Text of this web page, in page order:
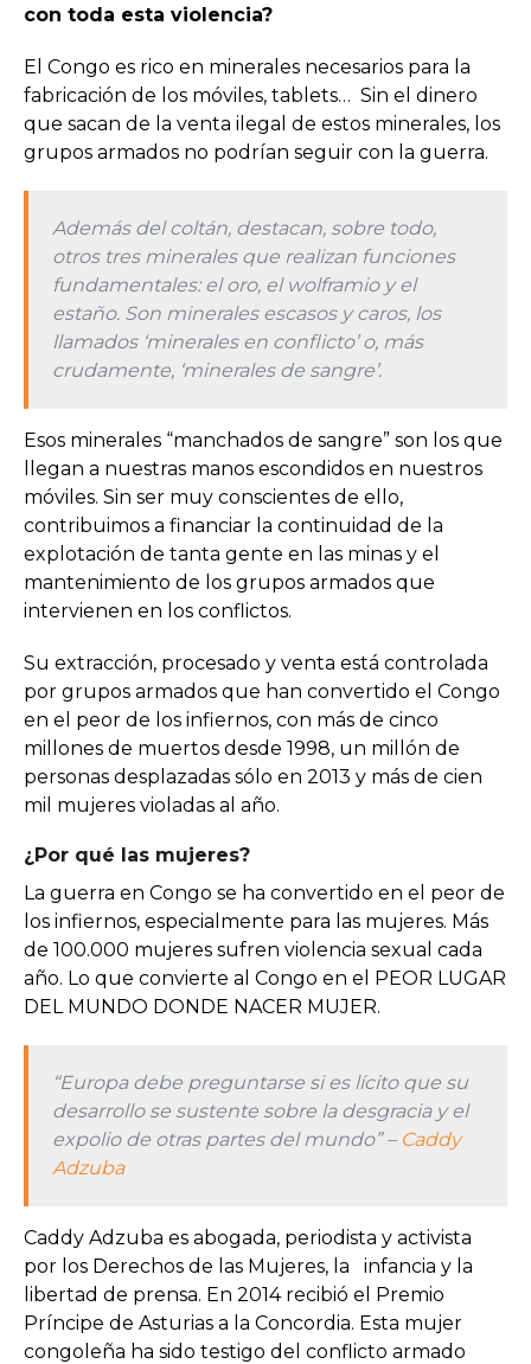
con toda esta violencia?
El Congo es rico en minerales necesarios para la
fabricación de los móviles, tablets… Sin el dinero
que sacan de la venta ilegal de estos minerales, los
grupos armados no podrían seguir con la guerra.
Además del coltán, destacan, sobre todo,
otros tres minerales que realizan funciones
fundamentales: el oro, el wolframio y el
estaño. Son minerales escasos y caros, los
llamados ‘minerales en conflicto’ o, más
crudamente, ‘minerales de sangre’.
Esos minerales “manchados de sangre” son los que
llegan a nuestras manos escondidos en nuestros
móviles. Sin ser muy conscientes de ello,
contribuimos a financiar la continuidad de la
explotación de tanta gente en las minas y el
mantenimiento de los grupos armados que
intervienen en los conflictos.
Su extracción, procesado y venta está controlada
por grupos armados que han convertido el Congo
en el peor de los infiernos, con más de cinco
millones de muertos desde 1998, un millón de
personas desplazadas sólo en 2013 y más de cien
mil mujeres violadas al año.
¿Por qué las mujeres?
La guerra en Congo se ha convertido en el peor de
los infiernos, especialmente para las mujeres. Más
de 100.000 mujeres sufren violencia sexual cada
año. Lo que convierte al Congo en el PEOR LUGAR
DEL MUNDO DONDE NACER MUJER.
“Europa debe preguntarse si es lícito que su
desarrollo se sustente sobre la desgracia y el
expolio de otras partes del mundo” – Caddy
Adzuba
Caddy Adzuba es abogada, periodista y activista
por los Derechos de las Mujeres, la infancia y la
libertad de prensa. En 2014 recibió el Premio
Príncipe de Asturias a la Concordia. Esta mujer
congoleña ha sido testigo del conflicto armado